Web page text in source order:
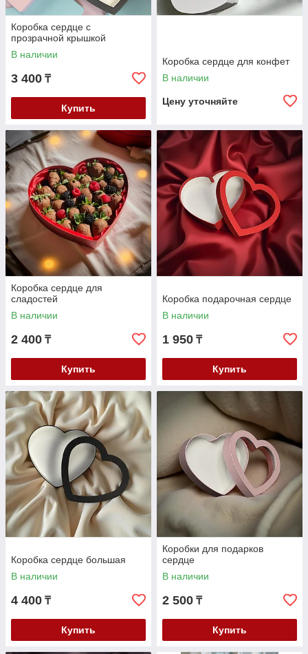
Коробка сердце с
прозрачной крышкой
В наличии
3 400 ₸
Купить
Коробка сердце для конфет
В наличии
Цену уточняйте
Коробка сердце для
сладостей
В наличии
2 400 ₸
Купить
Коробка подарочная сердце
В наличии
1 950 ₸
Купить
Коробка сердце большая
В наличии
4 400 ₸
Купить
Коробки для подарков
сердце
В наличии
2 500 ₸
Купить